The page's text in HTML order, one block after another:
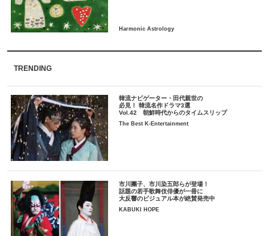
TRENDING
韓流ナビゲーター・田代親世の
必見！ 韓流名作ドラマ3選
Vol.42 朝鮮時代からのタイムスリップ
The Best K-Entertainment
市川團子、市川染五郎らが登場！
話題の若手歌舞伎俳優が一冊に
大反響のビジュアル本が絶賛発売中
KABUKI HOPE